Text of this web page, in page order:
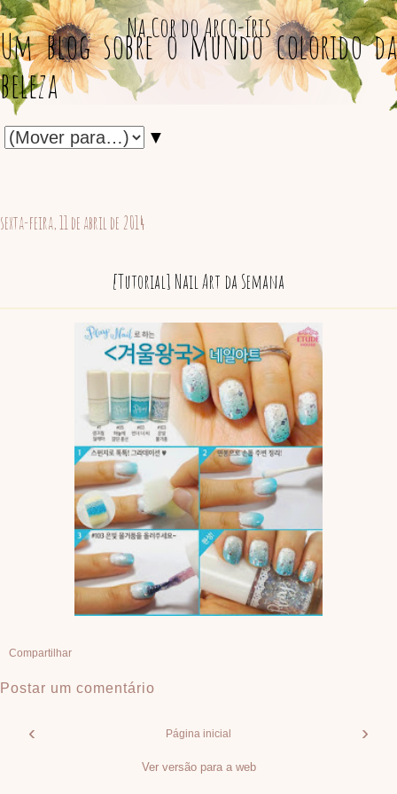
Na Cor do Arco-íris
Um blog sobre o mundo colorido da
beleza
▼
sexta-feira, 11 de abril de 2014
[Tutorial] Nail Art da Semana
Compartilhar
Postar um comentário
‹ ›
Página inicial
Ver versão para a web